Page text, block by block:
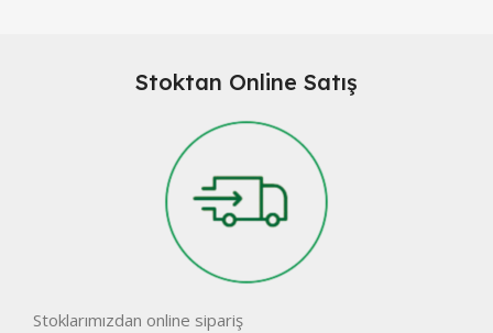
Stoktan Online Satış
Stoklarımızdan online sipariş